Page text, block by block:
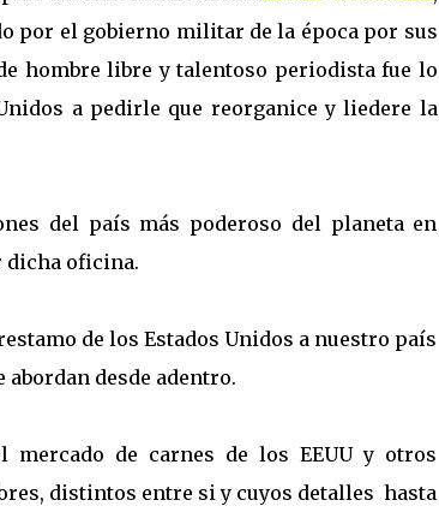
por el gobierno militar de la época por sus
hombre libre y talentoso periodista fue lo
a pedirle que reorganice y liedere la
del país más poderoso del planeta en
dicha oficina.
de los Estados Unidos a nuestro país
abordan desde adentro.
mercado de carnes de los EEUU y otros
distintos entre si y cuyos detalles hasta